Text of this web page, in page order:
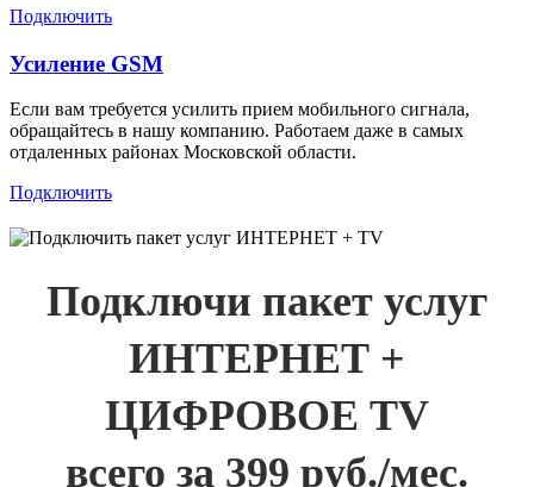
Подключить
Усиление GSM
Если вам требуется усилить прием мобильного сигнала,
обращайтесь в нашу компанию. Работаем даже в самых
отдаленных районах Московской области.
Подключить
Подключи пакет услуг
ИНТЕРНЕТ +
ЦИФРОВОЕ TV
всего за 399 руб./мес.